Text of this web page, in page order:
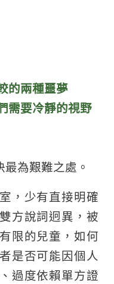
的兩種噩夢
需要冷靜的視野
為艱難之處。
，少有直接明確
方說詞迥異，被
限的兒童，如何
是否可能因個人
過度依賴單方證